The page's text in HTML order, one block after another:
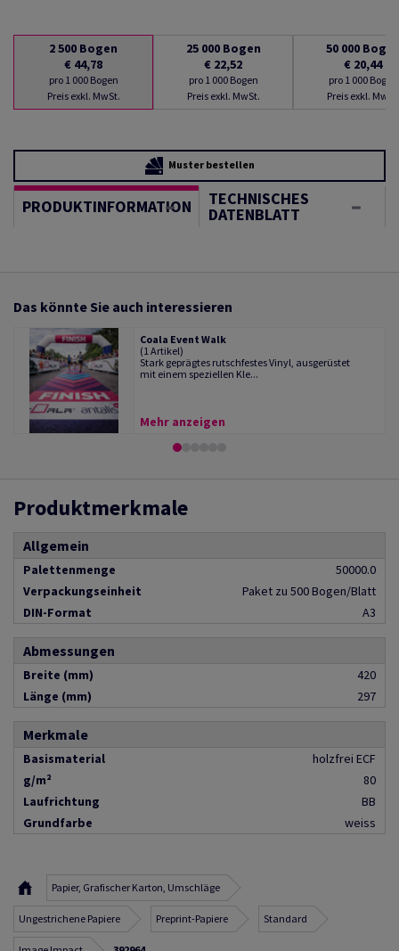
2 500 Bogen
€ 44,78
pro 1 000 Bogen
Preis exkl. MwSt.
25 000 Bogen
€ 22,52
pro 1 000 Bogen
Preis exkl. MwSt.
50 000
€ 20,44
pro 1 000 Bogen
Preis exkl. MwSt.
Muster bestellen
PRODUKTINFORMATION TECHNISCHES
DATENBLATT
Das könnte Sie auch interessieren
Coala Event Walk
(1 Artikel)
Stark geprägtes rutschfestes Vinyl, ausgerüstet
mit einem speziellen Kle...
Mehr anzeigen
Produktmerkmale
Allgemein
Palettenmenge
50000.0
Verpackungseinheit
Paket zu 500 Bogen/Blatt
DIN-Format
A3
Abmessungen
Breite (mm)
420
Länge (mm)
297
Merkmale
Basismaterial
holzfrei ECF
g/m²
80
Laufrichtung
BB
Grundfarbe
weiss
Papier, Grafischer Karton, Umschläge
Ungestrichene Papiere Preprint-Papiere Standard